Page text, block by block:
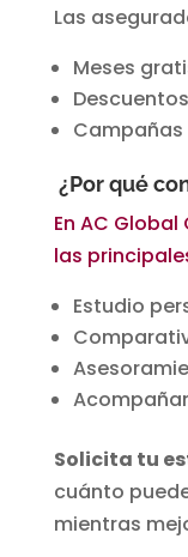
Las
Meses
Campañas
¿Por qué
En AC
las
Estudio
Solicita tu
cuánto
mientras